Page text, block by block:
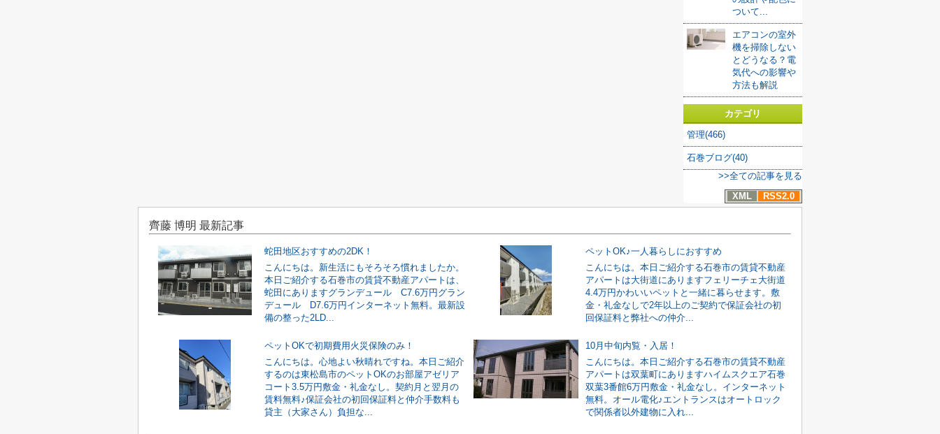
ついて...
エアコンの室外
機を掃除しない
とどうなる？電
気代への影響や
方法も解説
カテゴリ
管理(466)
石巻ブログ(40)
>>全ての記事を見る
XML
RSS2.0
齊藤 博明 最新記事
蛇田地区おすすめの2DK！
こんにちは。新生活にもそろそろ慣れましたか。
本日ご紹介する石巻市の賃貸不動産アパートは、
蛇田にありますグランデュール C7.6万円グラン
デュール D7.6万円インターネット無料。最新設
備の整った2LD...
ペットOK♪一人暮らしにおすすめ
こんにちは。本日ご紹介する石巻市の賃貸不動産
アパートは大街道にありますフェリーチェ大街道
4.4万円かわいいペットと一緒に暮らせます。敷
金・礼金なしで2年以上のご契約で保証会社の初
回保証料と弊社への仲介...
ペットOKで初期費用火災保険のみ！
こんにちは。心地よい秋晴れですね。本日ご紹介
するのは東松島市のペットOKのお部屋アゼリア
コート3.5万円敷金・礼金なし。契約月と翌月の
賃料無料♪保証会社の初回保証料と仲介手数料も
貸主（大家さん）負担な...
10月中旬内覧・入居！
こんにちは。本日ご紹介する石巻市の賃貸不動産
アパートは双葉町にありますハイムスクエア石巻
双葉3番館6万円敷金・礼金なし。インターネット
無料。オール電化♪エントランスはオートロック
で関係者以外建物に入れ...